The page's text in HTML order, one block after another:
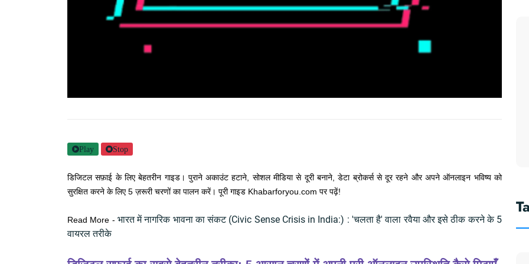
Play Stop
डिजिटल सफ़ाई के लिए बेहतरीन गाइड। पुराने अकाउंट हटाने, सोशल मीडिया से दूरी बनाने, डेटा ब्रोकर्स से दूर रहने और अपने ऑनलाइन भविष्य को
सुरक्षित करने के लिए 5 ज़रूरी चरणों का पालन करें। पूरी गाइड Khabarforyou.com पर पढ़ें!
Read More - भारत में नागरिक भावना का संकट (Civic Sense Crisis in India:) : 'चलता है' वाला रवैया और इसे ठीक करने के 5
वायरल तरीके